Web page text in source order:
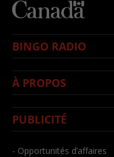
BINGO RADIO
À PROPOS
PUBLICITÉ
- Opportunités d’affaires